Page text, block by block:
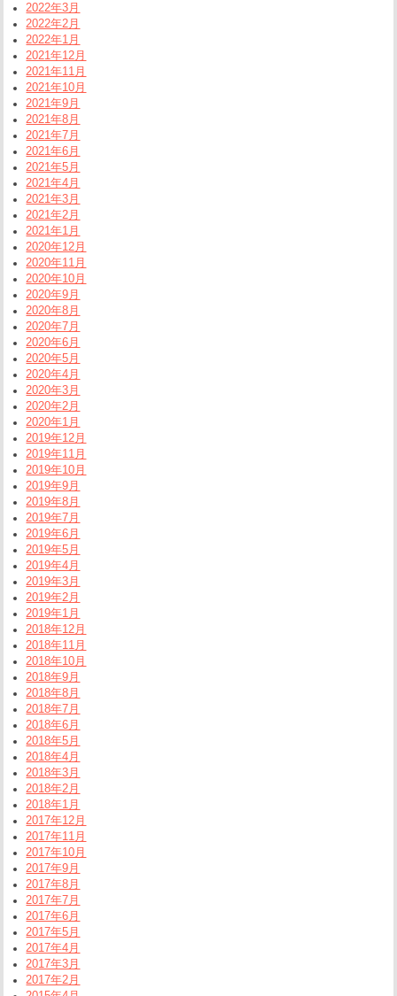
2022年3月
2022年2月
2022年1月
2021年12月
2021年11月
2021年10月
2021年9月
2021年8月
2021年7月
2021年6月
2021年5月
2021年4月
2021年3月
2021年2月
2021年1月
2020年12月
2020年11月
2020年10月
2020年9月
2020年8月
2020年7月
2020年6月
2020年5月
2020年4月
2020年3月
2020年2月
2020年1月
2019年12月
2019年11月
2019年10月
2019年9月
2019年8月
2019年7月
2019年6月
2019年5月
2019年4月
2019年3月
2019年2月
2019年1月
2018年12月
2018年11月
2018年10月
2018年9月
2018年8月
2018年7月
2018年6月
2018年5月
2018年4月
2018年3月
2018年2月
2018年1月
2017年12月
2017年11月
2017年10月
2017年9月
2017年8月
2017年7月
2017年6月
2017年5月
2017年4月
2017年3月
2017年2月